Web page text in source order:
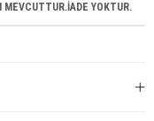
MEVCUTTUR.İADE YOKTUR.